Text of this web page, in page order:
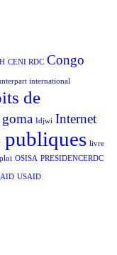
CENI RDC Congo
international
de
goma Idjwi Internet
livre
OSISA PRESIDENCERDC
USAID